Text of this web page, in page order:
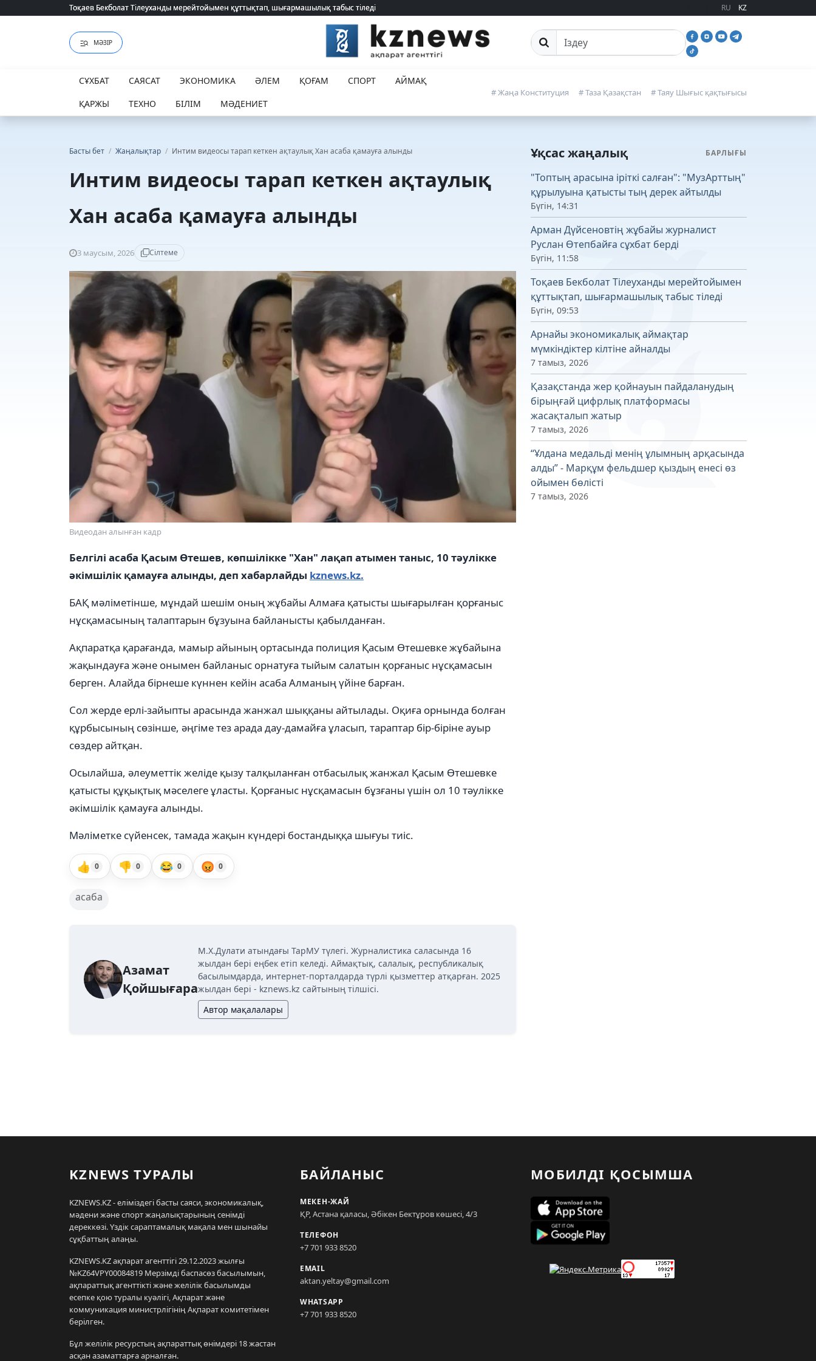
Тоқаев Бекболат Тілеуханды мерейтойымен құттықтап, шығармашылық табыс тіледі
Тоқаев Бекболат Тілеуханды мерейтойымен құттықтап, шығармашылық табыс тіледі RU KZ
МӘЗІР Сайттан іздеу
СҰХБАТ САЯСАТ ЭКОНОМИКА ӘЛЕМ ҚОҒАМ СПОРТ
АЙМАҚ
ҚАРЖЫ
ТЕХНО БІЛІМ МӘДЕНИЕТ
# Жаңа Конституция # Таза Қазақстан # Таяу Шығыс қақтығысы
Басты бет / Жаңалықтар / Интим видеосы тарап кеткен ақтаулық Хан асаба қамауға алынды
Интим видеосы тарап кеткен ақтаулық
Хан асаба қамауға алынды
3 маусым, 2026 Сілтеме
Видеодан алынған кадр
Белгілі асаба Қасым Өтешев, көпшілікке "Хан" лақап атымен таныс, 10 тәулікке
әкімшілік қамауға алынды, деп хабарлайды kznews.kz.
БАҚ мәліметінше, мұндай шешім оның жұбайы Алмаға қатысты шығарылған қорғаныс
нұсқамасының талаптарын бұзуына байланысты қабылданған.
Ақпаратқа қарағанда, мамыр айының ортасында полиция Қасым Өтешевке жұбайына
жақындауға және онымен байланыс орнатуға тыйым салатын қорғаныс нұсқамасын
берген. Алайда бірнеше күннен кейін асаба Алманың үйіне барған.
Сол жерде ерлі-зайыпты арасында жанжал шыққаны айтылады. Оқиға орнында болған
құрбысының сөзінше, әңгіме тез арада дау-дамайға ұласып, тараптар бір-біріне ауыр
сөздер айтқан.
Осылайша, әлеуметтік желіде қызу талқыланған отбасылық жанжал Қасым Өтешевке
қатысты құқықтық мәселеге ұласты. Қорғаныс нұсқамасын бұзғаны үшін ол 10 тәулікке
әкімшілік қамауға алынды.
Мәліметке сүйенсек, тамада жақын күндері бостандыққа шығуы тиіс.
👍 0 👎 0 😂 0 😡 0
асаба
Азамат
Қойшығара
М.Х.Дулати атындағы ТарМУ түлегі. Журналистика саласында 16
жылдан бері еңбек етіп келеді. Аймақтық, салалық, республикалық
басылымдарда, интернет-порталдарда түрлі қызметтер атқарған. 2025
жылдан бері - kznews.kz сайтының тілшісі.
Автор мақалалары
Ұқсас жаңалық БАРЛЫҒЫ
"Топтың арасына іріткі салған": "МузАрттың"
құрылуына қатысты тың дерек айтылды
Бүгін, 14:31
Арман Дүйсеновтің жұбайы журналист
Руслан Өтепбайға сұхбат берді
Бүгін, 11:58
Тоқаев Бекболат Тілеуханды мерейтойымен
құттықтап, шығармашылық табыс тіледі
Бүгін, 09:53
Арнайы экономикалық аймақтар
мүмкіндіктер кілтіне айналды
7 тамыз, 2026
Қазақстанда жер қойнауын пайдаланудың
бірыңғай цифрлық платформасы
жасақталып жатыр
7 тамыз, 2026
“Ұлдана медальді менің ұлымның арқасында
алды” - Марқұм фельдшер қыздың енесі өз
ойымен бөлісті
7 тамыз, 2026
KZNEWS ТУРАЛЫ
KZNEWS.KZ - еліміздегі басты саяси, экономикалық,
мәдени және спорт жаңалықтарының сенімді
дереккөзі. Үздік сараптамалық мақала мен шынайы
сұқбаттың алаңы.
KZNEWS.KZ ақпарат агенттігі 29.12.2023 жылғы
№KZ64VPY00084819 Мерзімді баспасөз басылымын,
ақпараттық агенттікті және желілік басылымды
есепке қою туралы куәлігі, Ақпарат және
коммуникация министрлігінің Ақпарат комитетімен
берілген.
Бұл желілік ресурстың ақпараттық өнімдері 18 жастан
асқан азаматтарға арналған.
БАЙЛАНЫС
МЕКЕН-ЖАЙ
ҚР, Астана қаласы, Әбікен Бектұров көшесі, 4/3
ТЕЛЕФОН
+7 701 933 8520
EMAIL
aktan.yeltay@gmail.com
WHATSAPP
+7 701 933 8520
МОБИЛДІ ҚОСЫМША